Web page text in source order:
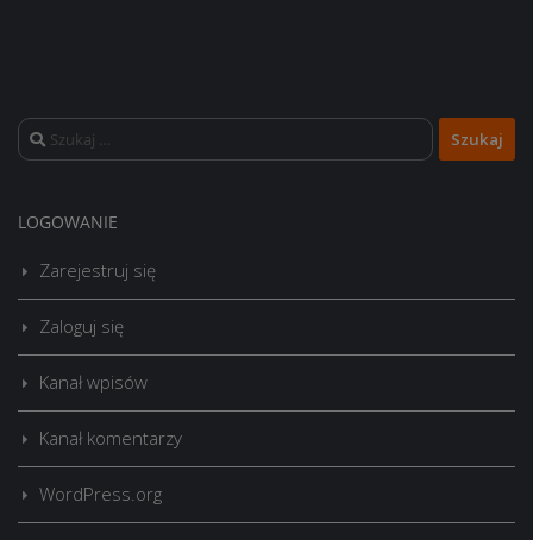
Szukaj:
LOGOWANIE
Zarejestruj się
Zaloguj się
Kanał wpisów
Kanał komentarzy
WordPress.org